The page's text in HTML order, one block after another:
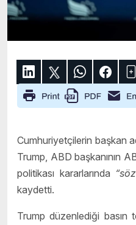
Cumhuriyetçilerin başkan
Trump, ABD başkanının
politikası kararlarında
kaydetti.
Trump düzenlediği basın